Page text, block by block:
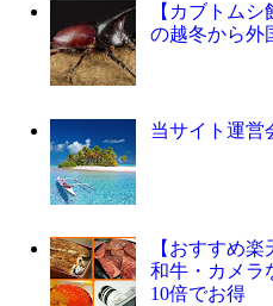
【カブトム
の越冬から外
当サイト運営
【おすすめ
和牛・カメラ
10倍でお得